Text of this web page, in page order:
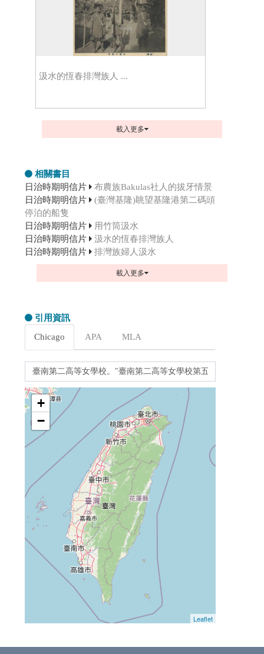
汲水的恆春排灣族人 ...
載入更多
相關書目
日治時期明信片 布農族Bakulas社人的拔牙情景
日治時期明信片 (臺灣基隆)眺望基隆港第二碼頭
停泊的船隻
日治時期明信片
用竹筒汲水
日治時期明信片 汲水的恆春排灣族人
日治時期明信片 排灣族婦人汲水
載入更多
引用資訊
Chicago
APA MLA
+
−
Leaflet